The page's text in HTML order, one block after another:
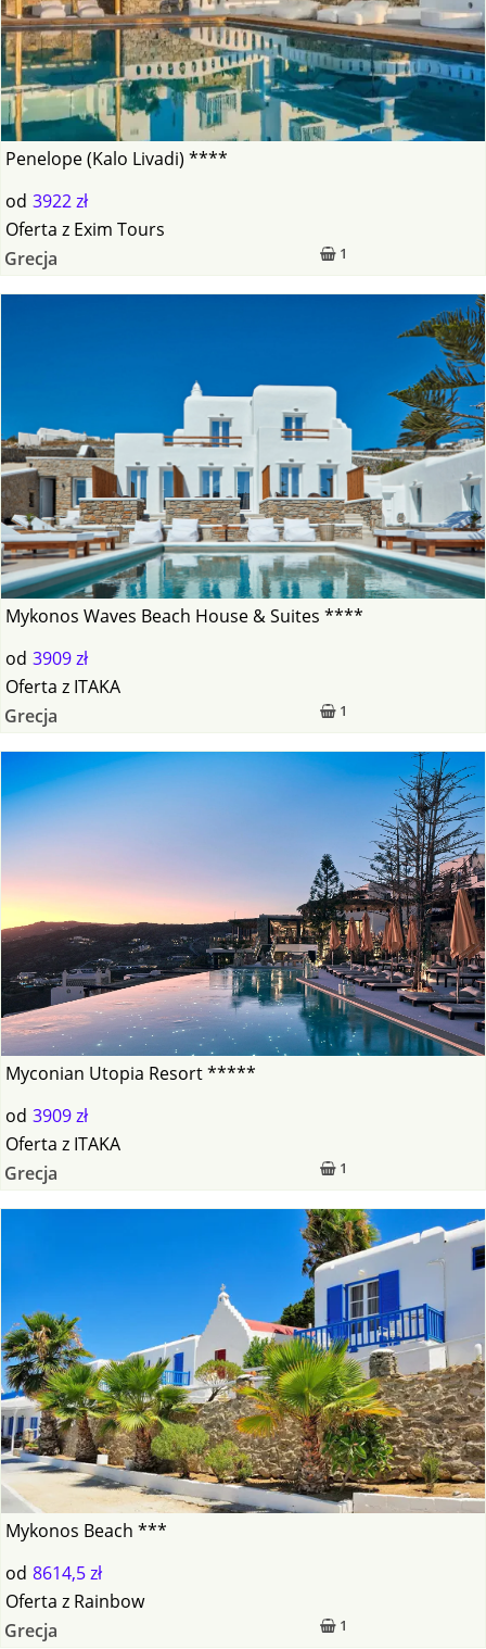
Penelope (Kalo Livadi) ****
od 3922 zł
1
Oferta z Exim Tours
Grecja
Mykonos Waves Beach House & Suites ****
od 3909 zł
1
Oferta z ITAKA
Grecja
Myconian Utopia Resort *****
od 3909 zł
1
Oferta z ITAKA
Grecja
Mykonos Beach ***
od 8614,5 zł
1
Oferta z Rainbow
Grecja